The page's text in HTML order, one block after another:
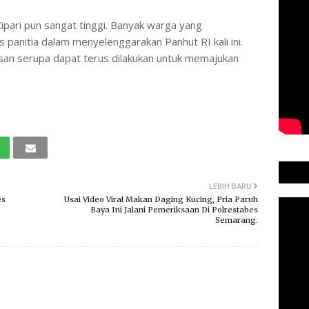
pun sangat tinggi. Banyak warga yang
dalam menyelenggarakan Panhut RI kali ini.
serupa dapat terus dilakukan untuk memajukan
LEBIH BARU
Usai Video Viral Makan Daging Kucing, Pria Paruh
Baya Ini Jalani Pemeriksaan Di Polrestabes
Semarang.